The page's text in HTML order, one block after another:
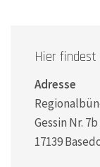
Hier findest
Adresse
Gessin Nr. 7b
17139